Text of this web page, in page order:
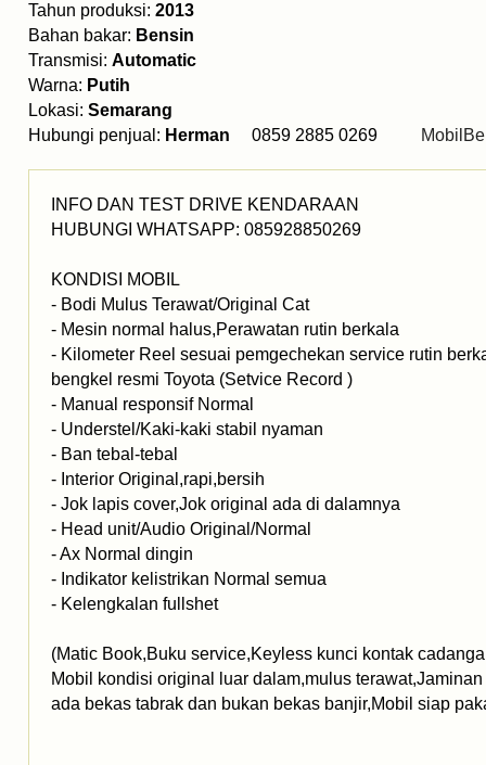
Tahun produksi: 2013
Bahan bakar: Bensin
Transmisi: Automatic
Warna: Putih
Lokasi: Semarang
Hubungi penjual: Herman 0859 2885 0269
INFO DAN TEST DRIVE KENDARAAN
HUBUNGI WHATSAPP: 085928850269
KONDISI MOBIL
- Bodi Mulus Terawat/Original Cat
- Mesin normal halus,Perawatan rutin berkala
- Kilometer Reel sesuai pemgechekan service rutin
bengkel resmi Toyota (Setvice Record )
- Manual responsif Normal
- Understel/Kaki-kaki stabil nyaman
- Ban tebal-tebal
- Interior Original,rapi,bersih
- Jok lapis cover,Jok original ada di dalamnya
- Head unit/Audio Original/Normal
- Ax Normal dingin
- Indikator kelistrikan Normal semua
- Kelengkalan fullshet
(Matic Book,Buku service,Keyless kunci kontak
Mobil kondisi original luar dalam,mulus
ada bekas tabrak dan bukan bekas banjir,Mobil siap